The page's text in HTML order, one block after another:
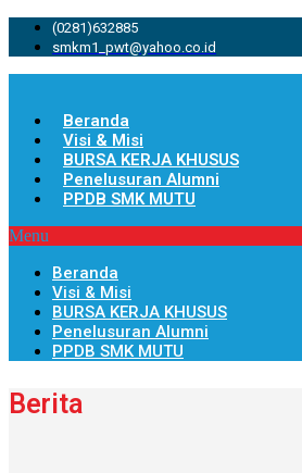
(0281)632885
smkm1_pwt@yahoo.co.id
Beranda
Visi & Misi
BURSA KERJA KHUSUS
Penelusuran Alumni
PPDB SMK MUTU
Menu
Beranda
Visi & Misi
BURSA KERJA KHUSUS
Penelusuran Alumni
PPDB SMK MUTU
Berita